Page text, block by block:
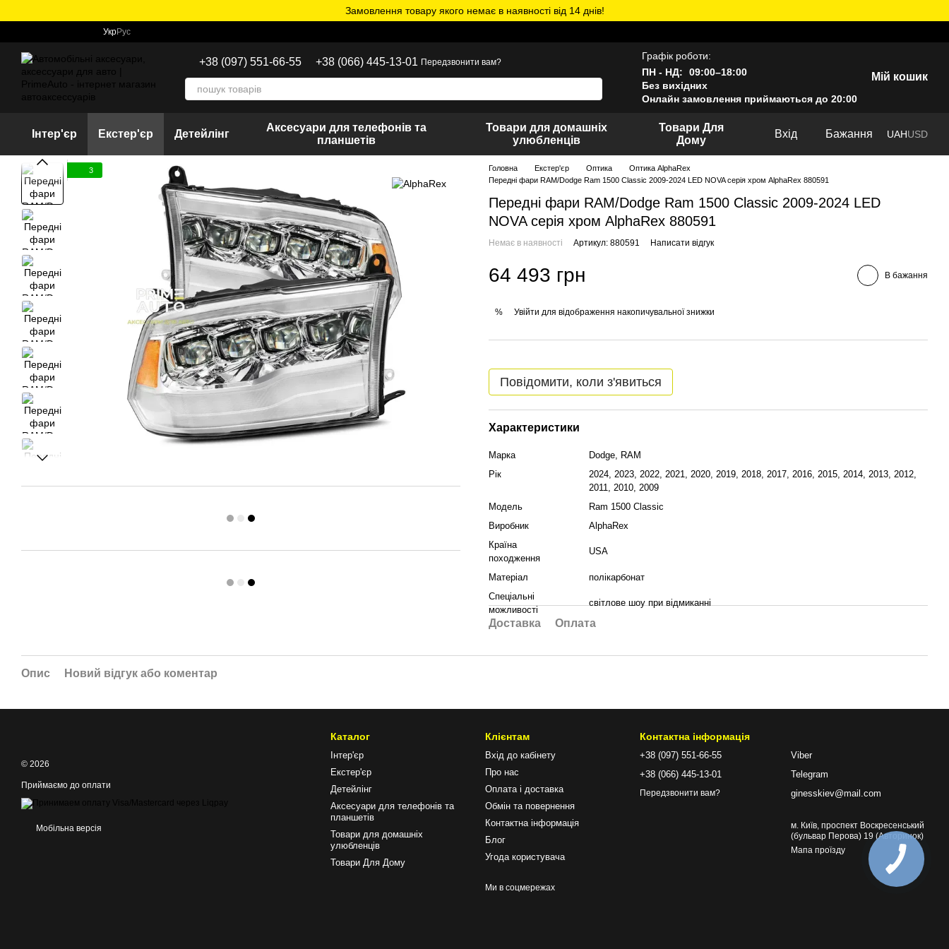
Замовлення товару якого немає в наявності від 14 днів!
УкрРус
+38 (097) 551-66-55 +38 (066) 445-13-01 Передзвонити вам?
Графік роботи:
ПН - НД:
09:00–18:00
Без вихідних
Онлайн замовлення приймаються до 20:00
Мій кошик
Інтер'єр Екстер'єр Детейлінг
Аксесуари для телефонів та
планшетів
Товари для домашніх
улюбленців
Товари Для
Дому
Вхід Бажання UAHUSD
3 Головна Екстер'єр Оптика
Оптика AlphaRex
Передні фари RAM/Dodge Ram 1500 Classic 2009-2024 LED NOVA серія хром AlphaRex 880591
Передні фари RAM/Dodge Ram 1500 Classic 2009-2024 LED
NOVA серія хром AlphaRex 880591
Немає в наявності Артикул: 880591 Написати відгук
64 493 грн В бажання
% Увійти для відображення накопичувальної знижки
Повідомити, коли з'явиться
Характеристики
Марка
Dodge, RAM
Рік
2024, 2023, 2022, 2021, 2020, 2019, 2018, 2017, 2016, 2015, 2014, 2013, 2012,
2011, 2010, 2009
Модель
Ram 1500 Classic
Виробник
AlphaRex
Країна
походження
USA
Матеріал
полікарбонат
Спеціальні
можливості
світлове шоу при відмиканні
Доставка Оплата
Опис Новий відгук або коментар
© 2026
Приймаємо до оплати
Мобільна версія
Каталог
Інтер'єр
Екстер'єр
Детейлінг
Аксесуари для телефонів та
планшетів
Товари для домашніх
улюбленців
Товари Для Дому
Клієнтам
Вхід до кабінету
Про нас
Оплата і доставка
Обмін та повернення
Контактна інформація
Блог
Угода користувача
Ми в соцмережах
Контактна інформація
+38 (097) 551-66-55
+38 (066) 445-13-01
Передзвонити вам?
Viber
Telegram
ginesskiev@mail.com
м. Київ, проспект Воскресенський
(бульвар Перова) 19 (Авторинок)
Мапа проїзду